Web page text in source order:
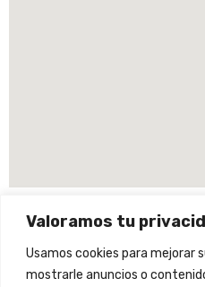
Valoramos tu
Usamos cookies para mejorar
mostrarle anuncios o